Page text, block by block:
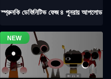
স্প্রুনকি ডেফিনিটিভ ফেজ ৪ পুনরায় আপলোড